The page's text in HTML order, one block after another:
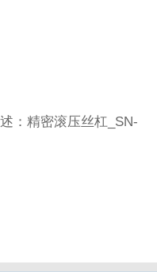
：精密滚压丝杠_SN-